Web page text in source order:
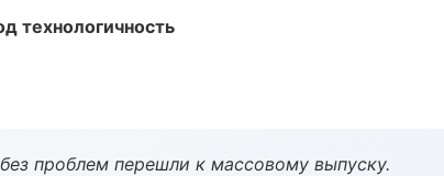
технологичность
проблем перешли к массовому выпуску.